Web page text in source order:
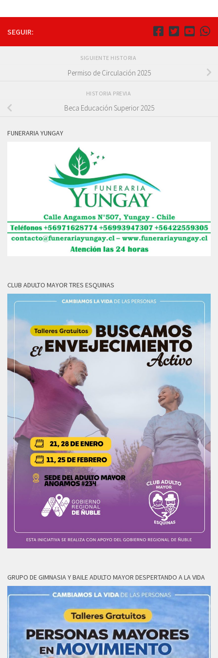
SEGUIR:
SIGUIENTE HISTORIA
Permiso de Circulación 2025
HISTORIA PREVIA
Beca Educación Superior 2025
FUNERARIA YUNGAY
CLUB ADULTO MAYOR TRES ESQUINAS
GRUPO DE GIMNASIA Y BAILE ADULTO MAYOR DESPERTANDO A LA VIDA